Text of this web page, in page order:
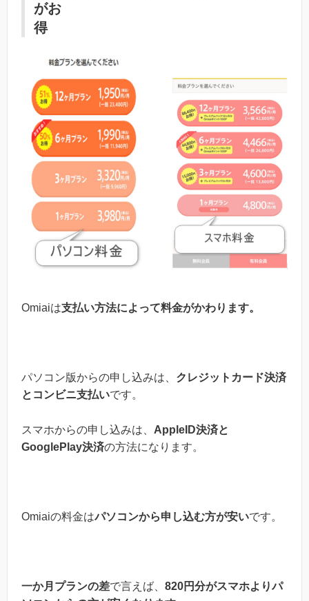
がお
得
Omiaiは支払い方法によって料金がかわります。
パソコン版からの申し込みは、 クレジットカード決済
とコンビニ支払いです。
スマホからの申し込みは、 AppleID決済と
GooglePlay決済の方法になります。
Omiaiの料金はパソコンから申し込む方が安いです。
一か月プランの差で言えば、 820円分がスマホよりパ